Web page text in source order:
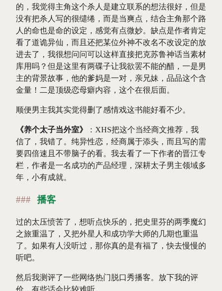
的，我觉得主角这个杀人是建立联系的想法很好，但是
没有把杀人写的很缱绻，而是当爽点，结合主角那个路
人的命也是命的设定，感觉有点微妙。缺点是作者肯定
看了道诡异仙，而且还把某位外神不改名不改设定的放
进去了，我很想问问可以这样直接把克苏鲁神话当素材
库用吗？但是这里有两碟子让我欲罢不能的醋，一是男
主的背景故事，他的爹妈是一对，亲兄妹，品品这个含
金量！二是顶级恋母癖内容，这个在很后面。
顺便男主我其实觉得删了感情戏这书能好看不少。
《养个太子当外室》
：XHS把这个当经商文推荐，我
信了，我错了。纯异性恋，经商属于添头，而且写的需
要四倍速且不带脑子的看。我去看了一下作者的晋江专
栏，作者是一名成功的产品经理，深耕太子男主领域多
年，小有成就。
播客
过的太压愤苦了，想听点快乐的，把史里芬的两季魔幻
之旅重温了，又把外星人和成功学大师的几期也重温
了。如果有人没听过，那你真的是有福了，快去慢慢的
听吧。
然后我测评了一些网络热门脱口秀播客。放下我的评
价，有些话会比较难听。